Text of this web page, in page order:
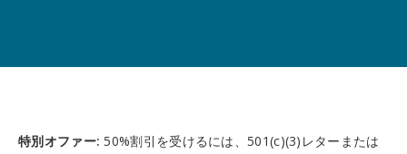
特別オファー: 50%割引を受けるには、501(c)(3)レターまたは